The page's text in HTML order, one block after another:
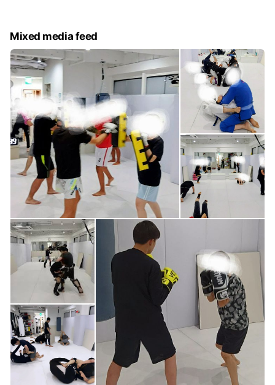
◯３０〜６０歳代の会員様から、小学生〜大学生等の若い学
生など多くの会員様が在籍されております
◯女性のみのレディースクラス
女性専用のクラスがあります
シャドーボクシング〜ミット打ち〜全身を使ったトレーニング
などを行います
◯キッズキッククラス（小学生対象）
キックボクシングの動きや、ゲーム制の運動など楽しんで運動
ができるクラスです
◯キッズMMAクラス（小学生対象）
レスリング・グラップリングの基本的な動作やケガをしないた
めの受け身・体捌きを練習します
皆さまが楽しめるようなジムなのでお気軽にお越しください！
Mixed media feed